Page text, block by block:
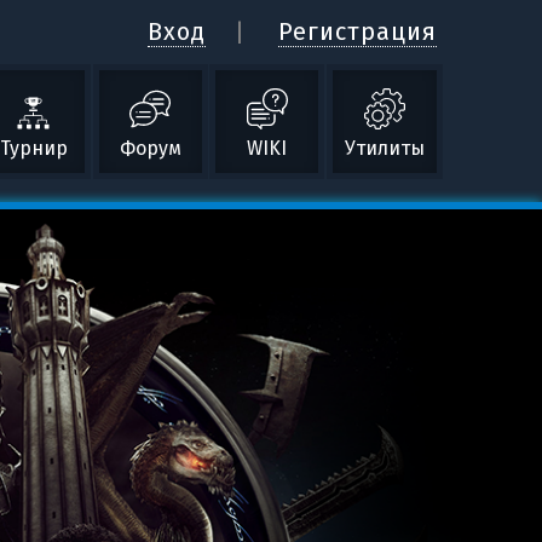
Вход Регистрация
Турнир Форум WIKI Утилиты